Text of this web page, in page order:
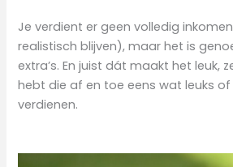
Je verdient er geen volledig
realistisch blijven), maar het is
extra’s. En juist dát maakt het leuk,
hebt die af en toe eens wat leuks
verdienen.